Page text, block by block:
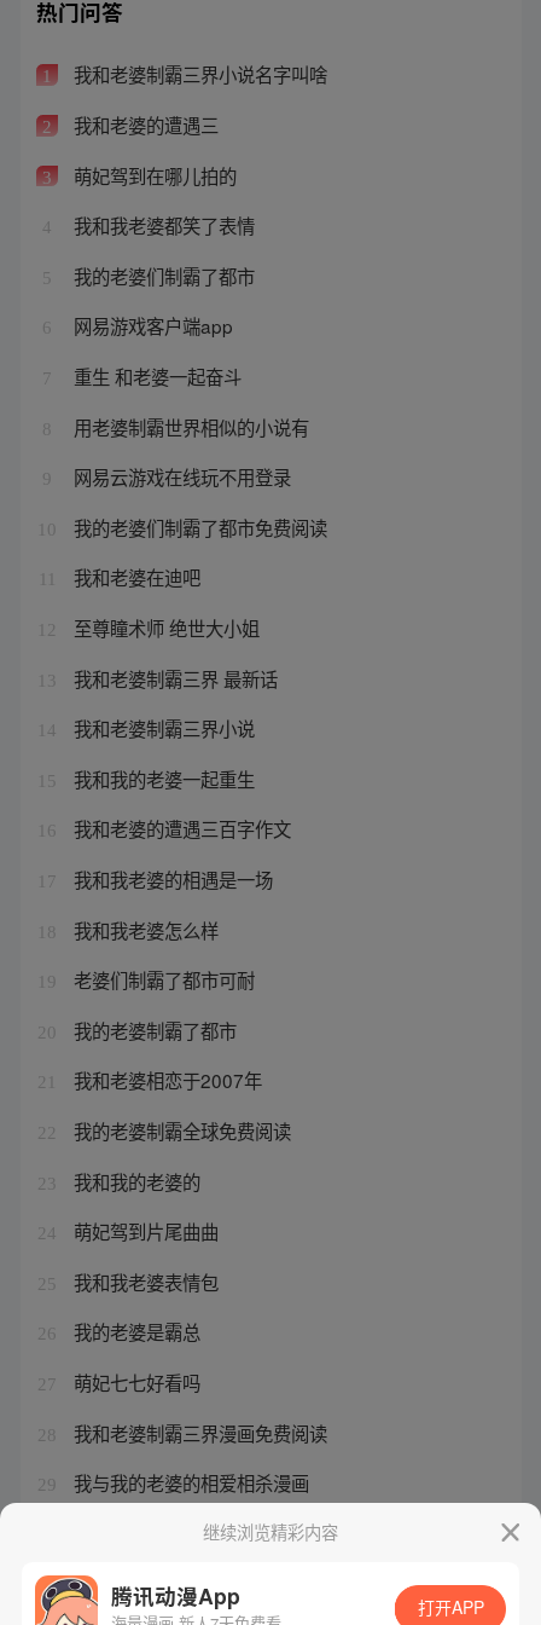
热门问答
1 我和老婆制霸三界小说名字叫啥
2 我和老婆的遭遇三
3 萌妃驾到在哪儿拍的
4 我和我老婆都笑了表情
5 我的老婆们制霸了都市
6 网易游戏客户端app
7 重生 和老婆一起奋斗
8 用老婆制霸世界相似的小说有
9 网易云游戏在线玩不用登录
10 我的老婆们制霸了都市免费阅读
我和老婆在迪吧
12 至尊瞳术师 绝世大小姐
13 我和老婆制霸三界 最新话
14 我和老婆制霸三界小说
15 我和我的老婆一起重生
16 我和老婆的遭遇三百字作文
17 我和我老婆的相遇是一场
18 我和我老婆怎么样
19 老婆们制霸了都市可耐
20 我的老婆制霸了都市
21 我和老婆相恋于2007年
22 我的老婆制霸全球免费阅读
23 我和我的老婆的
24 萌妃驾到片尾曲曲
25 我和我老婆表情包
26 我的老婆是霸总
27 萌妃七七好看吗
28 我和老婆制霸三界漫画免费阅读
29 我与我的老婆的相爱相杀漫画
萌妃七七小说叫什么名字啊
继续浏览精彩内容
腾讯动漫App 打开APP